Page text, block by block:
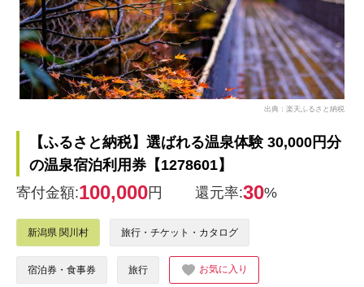
出典：楽天ふるさと納税
【ふるさと納税】選ばれる温泉体験 30,000円分
の温泉宿泊利用券【1278601】
寄付金額:100,000円 還元率:30%
新潟県 関川村 旅行・チケット・カタログ
宿泊券・食事券 旅行 お気に入り